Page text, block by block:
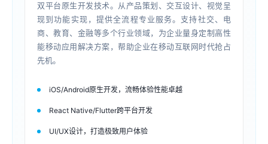
双平台原生开发技术。从产品策划、交互设计、视觉呈
现到功能实现，提供全流程专业服务。支持社交、电
商、教育、金融等多个行业领域，为企业量身定制高性
能移动应用解决方案，帮助企业在移动互联网时代抢占
先机。
iOS/Android原生开发，流畅体验性能卓越
React Native/Flutter跨平台开发
UI/UX设计，打造极致用户体验